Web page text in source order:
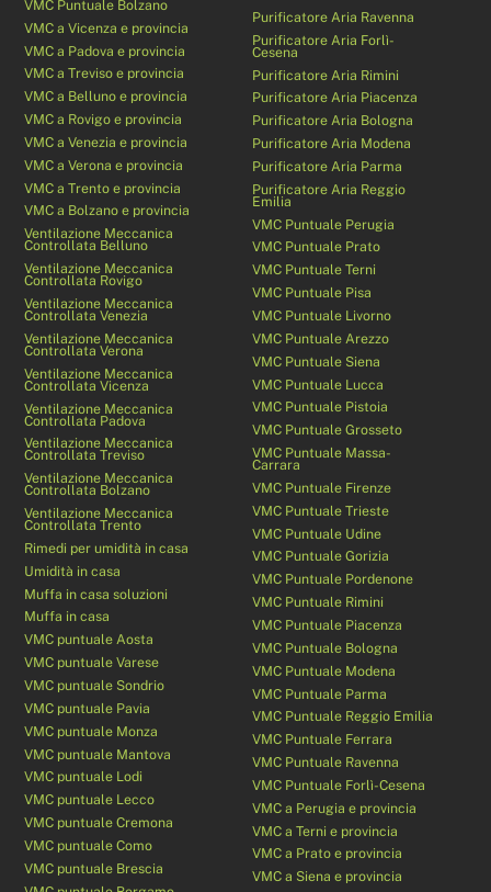
VMC Puntuale Bolzano
VMC a Vicenza e provincia
VMC a Padova e provincia
VMC a Treviso e provincia
VMC a Belluno e provincia
VMC a Rovigo e provincia
VMC a Venezia e provincia
VMC a Verona e provincia
VMC a Trento e provincia
VMC a Bolzano e provincia
Ventilazione Meccanica
Controllata Belluno
Ventilazione Meccanica
Controllata Rovigo
Ventilazione Meccanica
Controllata Venezia
Ventilazione Meccanica
Controllata Verona
Ventilazione Meccanica
Controllata Vicenza
Ventilazione Meccanica
Controllata Padova
Ventilazione Meccanica
Controllata Treviso
Ventilazione Meccanica
Controllata Bolzano
Ventilazione Meccanica
Controllata Trento
Rimedi per umidità in casa
Umidità in casa
Muffa in casa soluzioni
Muffa in casa
VMC puntuale Aosta
VMC puntuale Varese
VMC puntuale Sondrio
VMC puntuale Pavia
VMC puntuale Monza
VMC puntuale Mantova
VMC puntuale Lodi
VMC puntuale Lecco
VMC puntuale Cremona
VMC puntuale Como
VMC puntuale Brescia
Purificatore Aria Ravenna
Purificatore Aria Forlì-
Cesena
Purificatore Aria Rimini
Purificatore Aria Piacenza
Purificatore Aria Bologna
Purificatore Aria Modena
Purificatore Aria Parma
Purificatore Aria Reggio
Emilia
VMC Puntuale Perugia
VMC Puntuale Prato
VMC Puntuale Terni
VMC Puntuale Pisa
VMC Puntuale Livorno
VMC Puntuale Arezzo
VMC Puntuale Siena
VMC Puntuale Lucca
VMC Puntuale Pistoia
VMC Puntuale Grosseto
VMC Puntuale Massa-
Carrara
VMC Puntuale Firenze
VMC Puntuale Trieste
VMC Puntuale Udine
VMC Puntuale Gorizia
VMC Puntuale Pordenone
VMC Puntuale Rimini
VMC Puntuale Piacenza
VMC Puntuale Bologna
VMC Puntuale Modena
VMC Puntuale Parma
VMC Puntuale Reggio Emilia
VMC Puntuale Ferrara
VMC Puntuale Ravenna
VMC Puntuale Forlì-Cesena
VMC a Perugia e provincia
VMC a Terni e provincia
VMC a Prato e provincia
VMC a Siena e provincia